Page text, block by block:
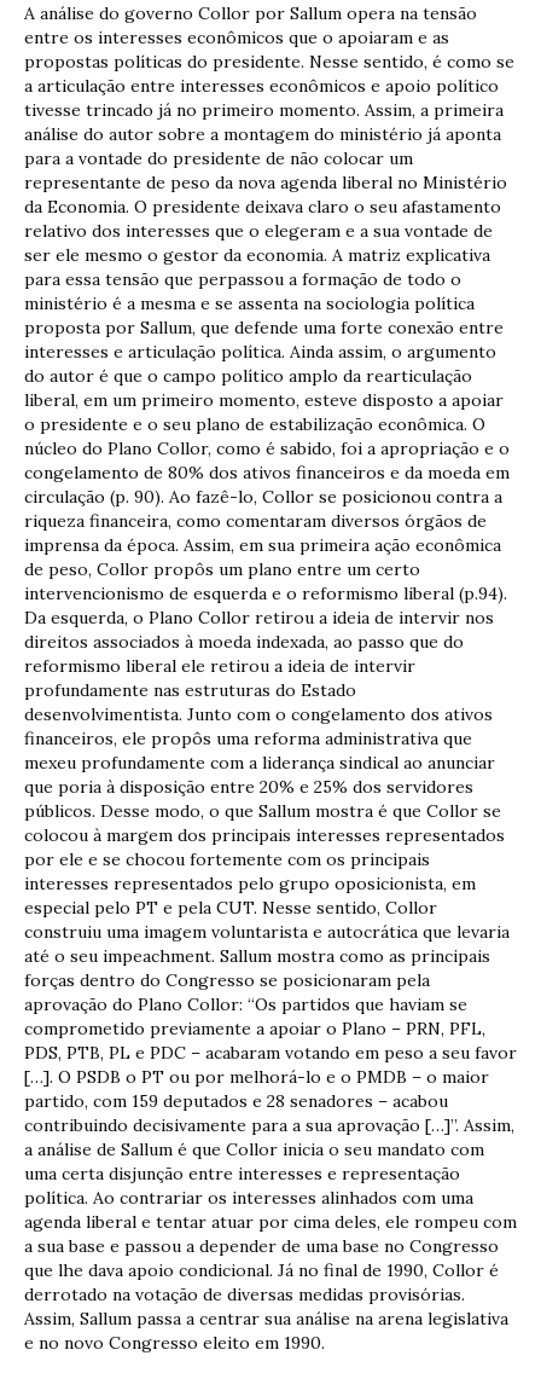
A análise do governo Collor por Sallum opera na tensão
entre os interesses econômicos que o apoiaram e as
propostas políticas do presidente. Nesse sentido, é como se
a articulação entre interesses econômicos e apoio político
tivesse trincado já no primeiro momento. Assim, a primeira
análise do autor sobre a montagem do ministério já aponta
para a vontade do presidente de não colocar um
representante de peso da nova agenda liberal no Ministério
da Economia. O presidente deixava claro o seu afastamento
relativo dos interesses que o elegeram e a sua vontade de
ser ele mesmo o gestor da economia. A matriz explicativa
para essa tensão que perpassou a formação de todo o
ministério é a mesma e se assenta na sociologia política
proposta por Sallum, que defende uma forte conexão entre
interesses e articulação política. Ainda assim, o argumento
do autor é que o campo político amplo da rearticulação
liberal, em um primeiro momento, esteve disposto a apoiar
o presidente e o seu plano de estabilização econômica. O
núcleo do Plano Collor, como é sabido, foi a apropriação e o
congelamento de 80% dos ativos financeiros e da moeda em
circulação (p. 90). Ao fazê-lo, Collor se posicionou contra a
riqueza financeira, como comentaram diversos órgãos de
imprensa da época. Assim, em sua primeira ação econômica
de peso, Collor propôs um plano entre um certo
intervencionismo de esquerda e o reformismo liberal (p.94).
Da esquerda, o Plano Collor retirou a ideia de intervir nos
direitos associados à moeda indexada, ao passo que do
reformismo liberal ele retirou a ideia de intervir
profundamente nas estruturas do Estado
desenvolvimentista. Junto com o congelamento dos ativos
financeiros, ele propôs uma reforma administrativa que
mexeu profundamente com a liderança sindical ao anunciar
que poria à disposição entre 20% e 25% dos servidores
públicos. Desse modo, o que Sallum mostra é que Collor se
colocou à margem dos principais interesses representados
por ele e se chocou fortemente com os principais
interesses representados pelo grupo oposicionista, em
especial pelo PT e pela CUT. Nesse sentido, Collor
construiu uma imagem voluntarista e autocrática que levaria
até o seu impeachment. Sallum mostra como as principais
forças dentro do Congresso se posicionaram pela
aprovação do Plano Collor: “Os partidos que haviam se
comprometido previamente a apoiar o Plano – PRN, PFL,
PDS, PTB, PL e PDC – acabaram votando em peso a seu favor
[…]. O PSDB o PT ou por melhorá-lo e o PMDB – o maior
partido, com 159 deputados e 28 senadores – acabou
contribuindo decisivamente para a sua aprovação […]”. Assim,
a análise de Sallum é que Collor inicia o seu mandato com
uma certa disjunção entre interesses e representação
política. Ao contrariar os interesses alinhados com uma
agenda liberal e tentar atuar por cima deles, ele rompeu com
a sua base e passou a depender de uma base no Congresso
que lhe dava apoio condicional. Já no final de 1990, Collor é
derrotado na votação de diversas medidas provisórias.
Assim, Sallum passa a centrar sua análise na arena legislativa
e no novo Congresso eleito em 1990.